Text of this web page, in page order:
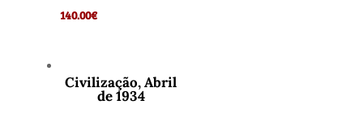
140.00€
Civilização, Abril
de 1934